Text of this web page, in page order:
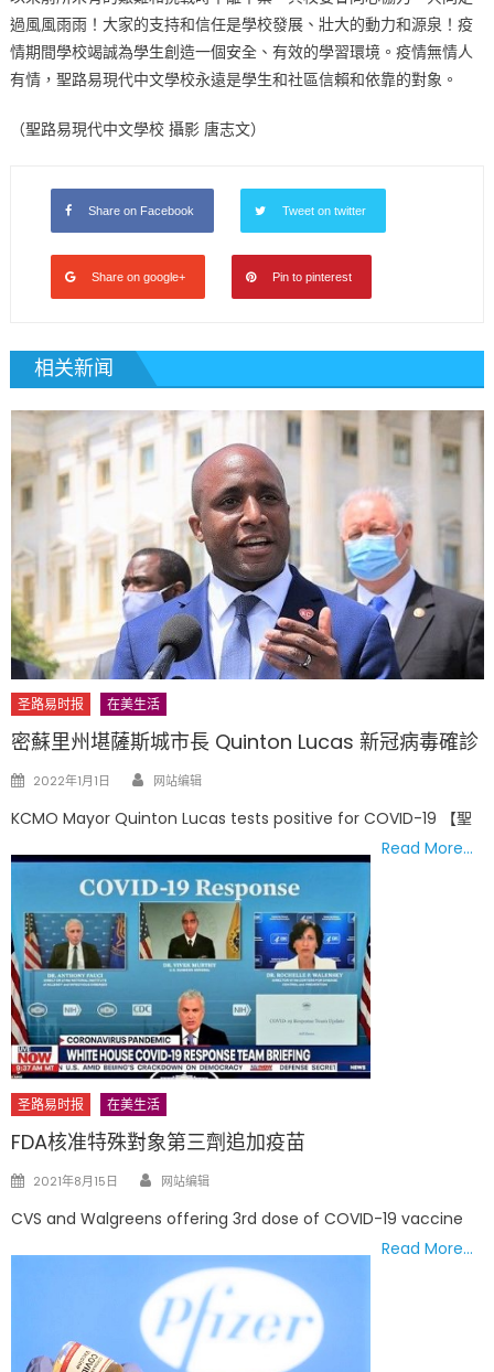
過風風雨雨！大家的支持和信任是學校發展、壯大的動力和源泉！疫
情期間學校竭誠為學生創造一個安全、有效的學習環境。疫情無情人
有情，聖路易現代中文學校永遠是學生和社區信賴和依靠的對象。
（聖路易現代中文學校 攝影 唐志文）
Share on Facebook Tweet on twitter
Share on google+ Pin to pinterest
相关新闻
圣路易时报 在美生活
密蘇里州堪薩斯城市長 Quinton Lucas 新冠病毒確診
Posted
2022年1月1日 Author
网站编辑
KCMO Mayor Quinton Lucas tests positive for COVID-19 【聖
Read More…
圣路易时报 在美生活
FDA核准特殊對象第三劑追加疫苗
Posted
2021年8月15日 Author
网站编辑
CVS and Walgreens offering 3rd dose of COVID-19 vaccine
Read More…